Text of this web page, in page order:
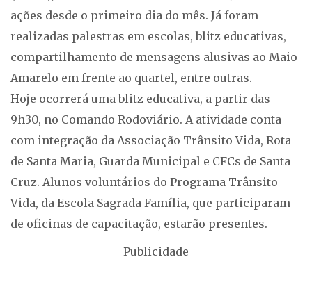
ações desde o primeiro dia do mês. Já foram
realizadas palestras em escolas, blitz educativas,
compartilhamento de mensagens alusivas ao Maio
Amarelo em frente ao quartel, entre outras.
Hoje ocorrerá uma blitz educativa, a partir das
9h30, no Comando Rodoviário. A atividade conta
com integração da Associação Trânsito Vida, Rota
de Santa Maria, Guarda Municipal e CFCs de Santa
Cruz. Alunos voluntários do Programa Trânsito
Vida, da Escola Sagrada Família, que participaram
de oficinas de capacitação, estarão presentes.
Publicidade